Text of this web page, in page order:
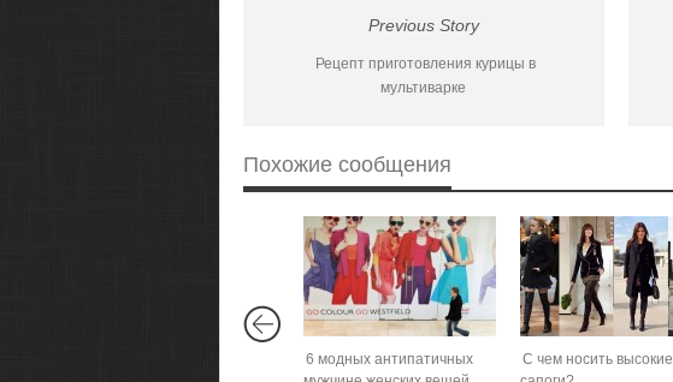
Previous Story
Рецепт приготовления курицы в
мультиварке
Похожие сообщения
6 модных антипатичных
С чем носить высокие